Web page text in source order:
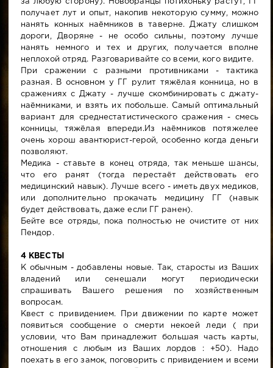
за любую сторону). Новобранцы потихоньку растут, ГГ
получает лут и опыт, накопив некоторую сумму, можно
нанять конных наёмников в таверне. Джату слишком
дороги, Дворяне - не особо сильны, поэтому лучше
нанять немного и тех и других, получается вполне
неплохой отряд. Разговаривайте со всеми, кого видите.
При сражении с разными противниками - тактика
разная. В основном у ГГ рулит тяжёлая конница, но в
сражениях с Джату - лучше скомбинировать с джату-
наёмниками, и взять их побольше. Самый оптимальный
вариант для среднестатистического сражения - смесь
конницы, тяжёлая впереди.Из наёмников потяжелее
очень хорош авантюрист-герой, особенно когда деньги
позволяют.
Медика - ставьте в конец отряда, так меньше шансы,
что его ранят (тогда перестаёт действовать его
медицинский навык). Лучше всего - иметь двух медиков,
или дополнительно прокачать медицину ГГ (навык
будет действовать, даже если ГГ ранен).
Бейте все отряды, пока полностью не очистите от них
Пендор.
4 КВЕСТЫ
К обычным - добавлены новые. Так, старосты из Ваших
владений или сенешали могут периодически
спрашивать Вашего решения по хозяйственным
вопросам.
Квест с привидением. При движении по карте может
появиться сообщение о смерти некоей леди ( при
условии, что Вам принадлежит большая часть карты,
отношения с любым из Ваших лордов : +50). Надо
поехать в его замок, поговорить с привидением и всеми